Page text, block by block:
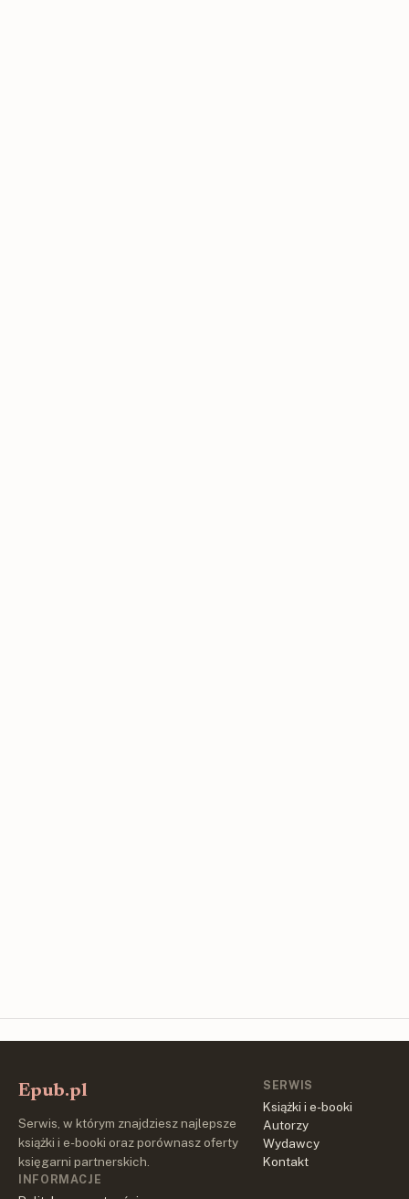
Epub.pl
Serwis, w którym znajdziesz najlepsze
książki i e-booki oraz porównasz oferty
księgarni partnerskich.
SERWIS
Książki i e-booki
Autorzy
Wydawcy
Kontakt
INFORMACJE